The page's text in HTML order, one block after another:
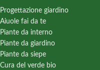
Progettazione giardino
Aiuole fai da te
Piante da interno
Piante da giardino
Piante da siepe
Cura del verde bio